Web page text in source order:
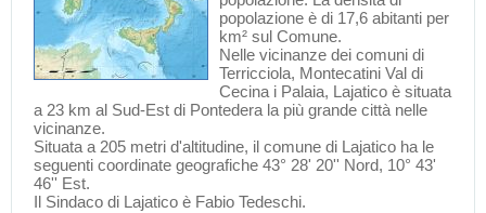
popolazione è di 17,6 abitanti per
km² sul Comune.
Nelle vicinanze dei comuni di
Terricciola, Montecatini Val di
Cecina i Palaia, Lajatico è situata
a 23 km al Sud-Est di Pontedera la più grande città nelle
vicinanze.
Situata a 205 metri d'altitudine, il comune di Lajatico ha le
seguenti coordinate geografiche 43° 28' 20'' Nord, 10° 43'
46'' Est.
Il Sindaco di Lajatico è Fabio Tedeschi.